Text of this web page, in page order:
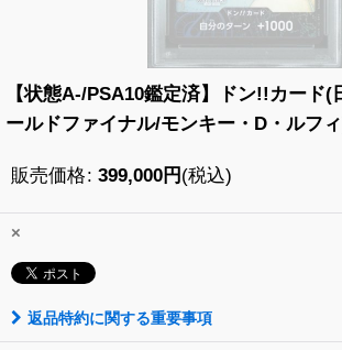
【状態A-/PSA10鑑定済】ドン!!カード(
ールドファイナル/モンキー・D・ルフ
販売価格: 399,000円 (税込)
×
返品特約に関する重要事項